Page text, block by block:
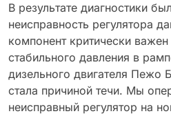
В результате диагностики
неисправность регулятора
компонент критически
стабильного давления в
дизельного двигателя Пежо
стала причиной течи. Мы
неисправный регулятор на